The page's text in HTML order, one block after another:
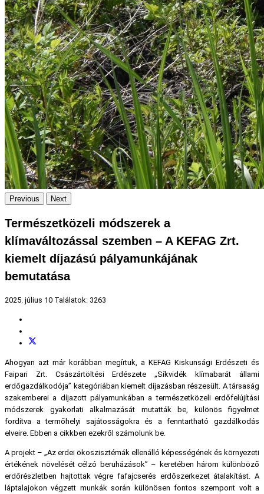
Previous Next
Természetközeli módszerek a
klímaváltozással szemben – A KEFAG Zrt.
kiemelt díjazású pályamunkájának
bemutatása
2025. július 10 Találatok: 3263
Ahogyan azt már korábban megírtuk, a KEFAG Kiskunsági Erdészeti és
Faipari Zrt. Császártöltési Erdészete „Síkvidék klímabarát állami
erdőgazdálkodója” kategóriában kiemelt díjazásban részesült. A társaság
szakemberei a díjazott pályamunkában a természetközeli erdőfelújítási
módszerek gyakorlati alkalmazását mutatták be, különös figyelmet
fordítva a termőhelyi sajátosságokra és a fenntartható gazdálkodás
elveire. Ebben a cikkben ezekről számolunk be.
A projekt – „Az erdei ökoszisztémák ellenálló képességének és környezeti
értékének növelését célzó beruházások” – keretében három különböző
erdőrészletben hajtottak végre fafajcserés erdőszerkezet átalakítást. A
láptalajokon végzett munkák során különösen fontos szempont volt a